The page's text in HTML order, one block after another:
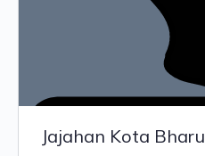
Jajahan Kota Bharu